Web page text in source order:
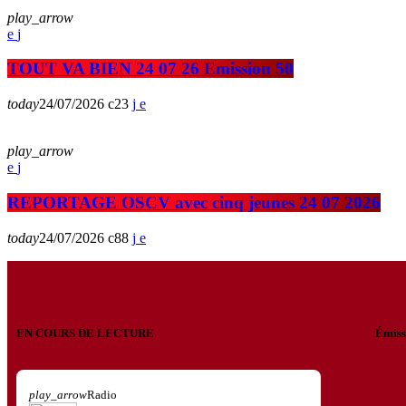
play_arrow
TOUT VA BIEN 24 07 26 Emission 50
today24/07/2026 23
play_arrow
REPORTAGE OSCV avec cinq jeunes 24 07 2026
today24/07/2026 88
EN COURS DE LECTURE
play_arrowRadio